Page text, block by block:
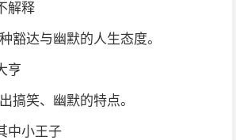
解释
豁达与幽默的人生态度。
亨
搞笑、幽默的特点。
中小王子